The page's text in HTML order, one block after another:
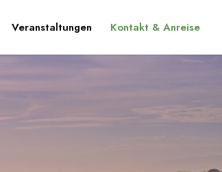
Veranstaltungen Kontakt & Anreise